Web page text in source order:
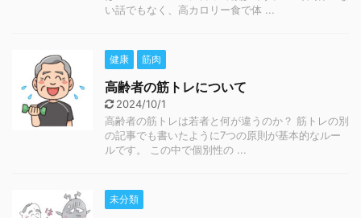
い話でもなく、高カロリー食で体 ...
健康 筋肉
高齢者の筋トレについて
2024/10/1
高齢者の筋トレは若者と何が違うのか？ 筋トレの別
の記事でも書いたように7つの原則が基本的なルー
ルです。 この中で個別性の ...
未分類